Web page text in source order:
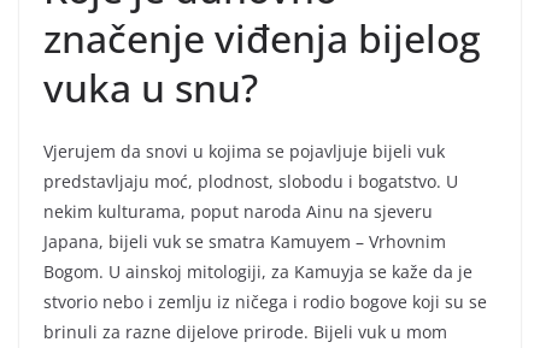
značenje viđenja bijelog
vuka u snu?
Vjerujem da snovi u kojima se pojavljuje bijeli vuk
predstavljaju moć, plodnost, slobodu i bogatstvo. U
nekim kulturama, poput naroda Ainu na sjeveru
Japana, bijeli vuk se smatra Kamuyem – Vrhovnim
Bogom. U ainskoj mitologiji, za Kamuyja se kaže da je
stvorio nebo i zemlju iz ničega i rodio bogove koji su se
brinuli za razne dijelove prirode. Bijeli vuk u mom